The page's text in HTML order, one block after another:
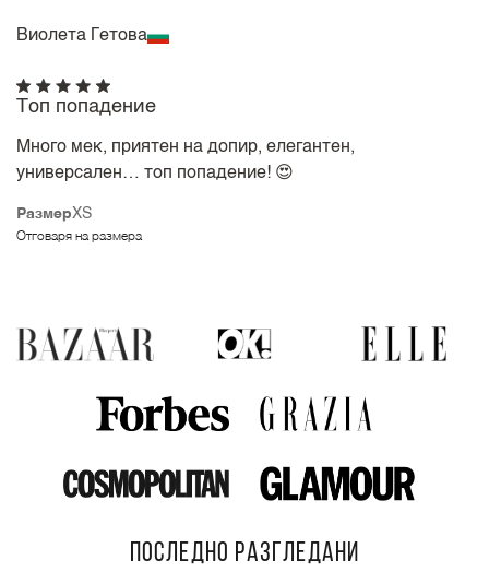
Виолета Гетова
РазмерXS
Отговаря на размера
Топ попадение
Много мек, приятен на допир, елегантен,
универсален… топ попадение! 😍
ПОСЛЕДНО РАЗГЛЕДАНИ